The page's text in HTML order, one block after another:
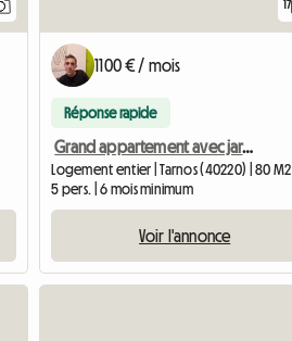
17
1100 € / mois
Réponse rapide
Grand appartement avec jardin et piscine privés
Logement entier | Tarnos (40220) | 80 M2
5 pers. | 6 mois minimum
Voir l'annonce